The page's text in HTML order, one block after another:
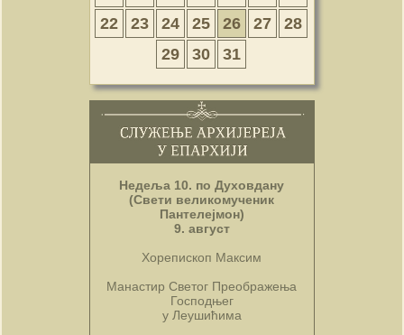
22
23 24 25 26 27
28
29
30 31
Недеља 10. по Духовдану
(Свети великомученик
Пантелејмон)
9. август
Хорепископ Максим
Манастир Светог Преображења
Господњег
у Леушићима